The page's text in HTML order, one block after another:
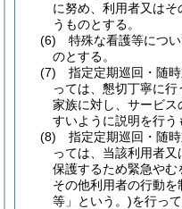
に努め、利用者又は
うものとする。
(6)
特殊な看護等につ
のとする。
(7)
指定定期巡回・随
っては、懇切丁寧に
家族に対し、サービ
すいように説明を行う
(8)
指定定期巡回・随
っては、当該利用者
保護するため緊急や
その他利用者の行動を
等」という。)を行っ